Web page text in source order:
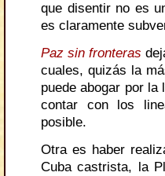
que disentir no es
es claramente
Paz sin fronteras
cuales, quizás la
puede abogar por
contar con los
posible.
Otra es haber
Cuba castrista, la